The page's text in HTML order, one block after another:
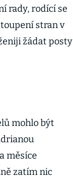
rady, rodící se
stran v
žádat posty
mohlo být
měsíce
zatím nic